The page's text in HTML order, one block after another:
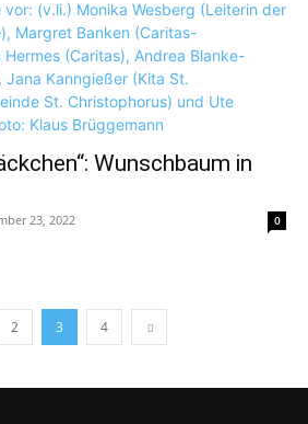
Wunschbaum in
23, 2022 0
2 3 4